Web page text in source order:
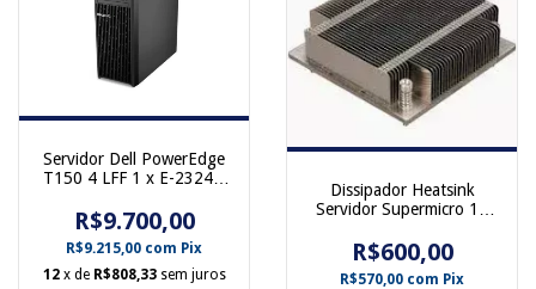
Servidor Dell PowerEdge
T150 4 LFF 1 x E-2324G
Fonte 2 x HD 2 TB Sata
s/ Raid 0XWY6P
R$9.700,00
R$9.215,00 com Pix
12 x de R$808,33 sem juros
Dissipador Heatsink
Servidor Supermicro 1U
P0046P
R$600,00
R$570,00 com Pix